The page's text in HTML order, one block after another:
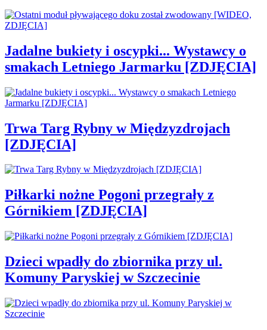
Jadalne bukiety i oscypki... Wystawcy o
smakach Letniego Jarmarku [ZDJĘCIA]
Trwa Targ Rybny w Międzyzdrojach
[ZDJĘCIA]
Piłkarki nożne Pogoni przegrały z
Górnikiem [ZDJĘCIA]
Dzieci wpadły do zbiornika przy ul.
Komuny Paryskiej w Szczecinie